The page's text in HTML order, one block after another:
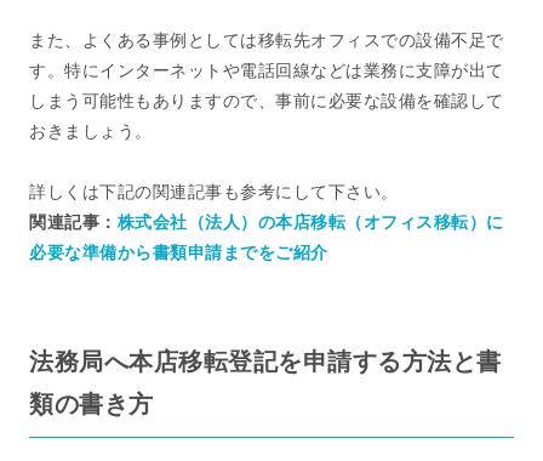
また、よくある事例としては移転先オフィスでの設備不足で
す。特にインターネットや電話回線などは業務に支障が出て
しまう可能性もありますので、事前に必要な設備を確認して
おきましょう。
詳しくは下記の関連記事も参考にして下さい。
関連記事： 株式会社（法人）の本店移転（オフィス移転）に
必要な準備から書類申請までをご紹介
法務局へ本店移転登記を申請する方法と書
類の書き方